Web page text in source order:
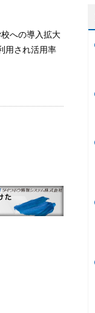
への導入拡大
用され活用率